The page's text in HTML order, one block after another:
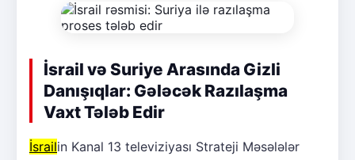
İsrail və Suriye Arasında Gizli
Danışıqlar: Gələcək Razılaşma
Vaxt Tələb Edir
İsrailin Kanal 13 televiziyası Strateji Məsələlər